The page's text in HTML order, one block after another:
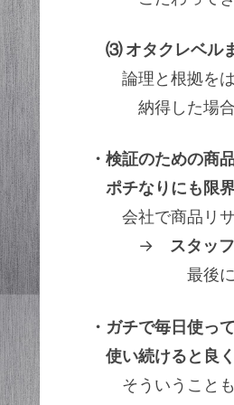
⑶ オタクレベル
論理と根拠をは
納得した場合
・検証のための商
ポチなりにも限
会社で商品リサ
→ スタッ
最後にマコ
・ガチで毎日使っ
使い続けると良
そういうことも